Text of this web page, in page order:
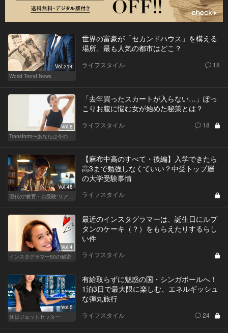
Vol.214
World Trend News
世界の富豪が「セカンドハウス」を構える
場所、最も人気の都市はどこ？
ライフスタイル 18
Vol.8
Transform〜あなたは今の自分に満足してますか？〜
「去年買ったスカートが入らない…」ぽっ
こりお腹に悩む女が始めた秘策とは？
ライフスタイル 18
Vol.48
現代の“教育・お受験”リアルドキュメント
【麻布中高のすべて・後編】入学できたら
高3まで勉強しなくていい？中受トップ層
の大学受験事情
ライフスタイル
Vol.4
インスタグラマー50の秘密
最近のインスタグラマーは、誕生日にルブ
タンのケーキ（？）をもらえたりするらし
い件
ライフスタイル
Vol.5
休日ジェットセッター
有給取らずに魅惑の国・シンガポールへ！
1泊3日で最大限に楽しむ、エネルギッシュ
な弾丸旅行
ライフスタイル 24